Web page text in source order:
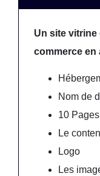
Un site
commerce en
Nom de
10 Pages
Le
Logo
Les